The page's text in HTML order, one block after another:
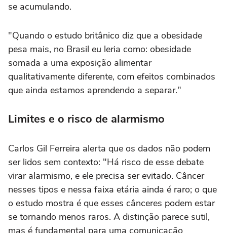
se acumulando.
"Quando o estudo britânico diz que a obesidade
pesa mais, no Brasil eu leria como: obesidade
somada a uma exposição alimentar
qualitativamente diferente, com efeitos combinados
que ainda estamos aprendendo a separar."
Limites e o risco de alarmismo
Carlos Gil Ferreira alerta que os dados não podem
ser lidos sem contexto: "Há risco de esse debate
virar alarmismo, e ele precisa ser evitado. Câncer
nesses tipos e nessa faixa etária ainda é raro; o que
o estudo mostra é que esses cânceres podem estar
se tornando menos raros. A distinção parece sutil,